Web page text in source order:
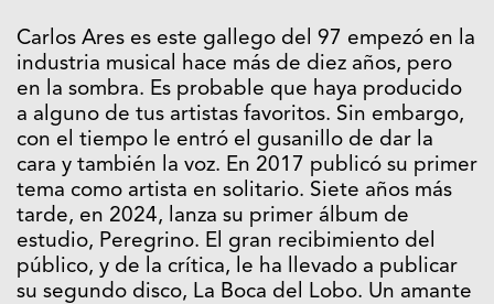
Carlos Ares es este gallego del 97 empezó en la
industria musical hace más de diez años, pero
en la sombra. Es probable que haya producido
a alguno de tus artistas favoritos. Sin embargo,
con el tiempo le entró el gusanillo de dar la
cara y también la voz. En 2017 publicó su primer
tema como artista en solitario. Siete años más
tarde, en 2024, lanza su primer álbum de
estudio, Peregrino. El gran recibimiento del
público, y de la crítica, le ha llevado a publicar
su segundo disco, La Boca del Lobo. Un amante